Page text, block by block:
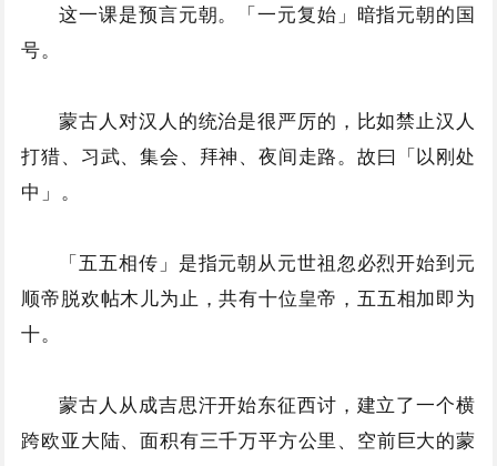
这一课是预言元朝。「一元复始」暗指元朝的国
号。
蒙古人对汉人的统治是很严厉的，比如禁止汉人
打猎、习武、集会、拜神、夜间走路。故曰「以刚处
中」。
「五五相传」是指元朝从元世祖忽必烈开始到元
顺帝脱欢帖木儿为止，共有十位皇帝，五五相加即为
十。
蒙古人从成吉思汗开始东征西讨，建立了一个横
跨欧亚大陆、面积有三千万平方公里、空前巨大的蒙